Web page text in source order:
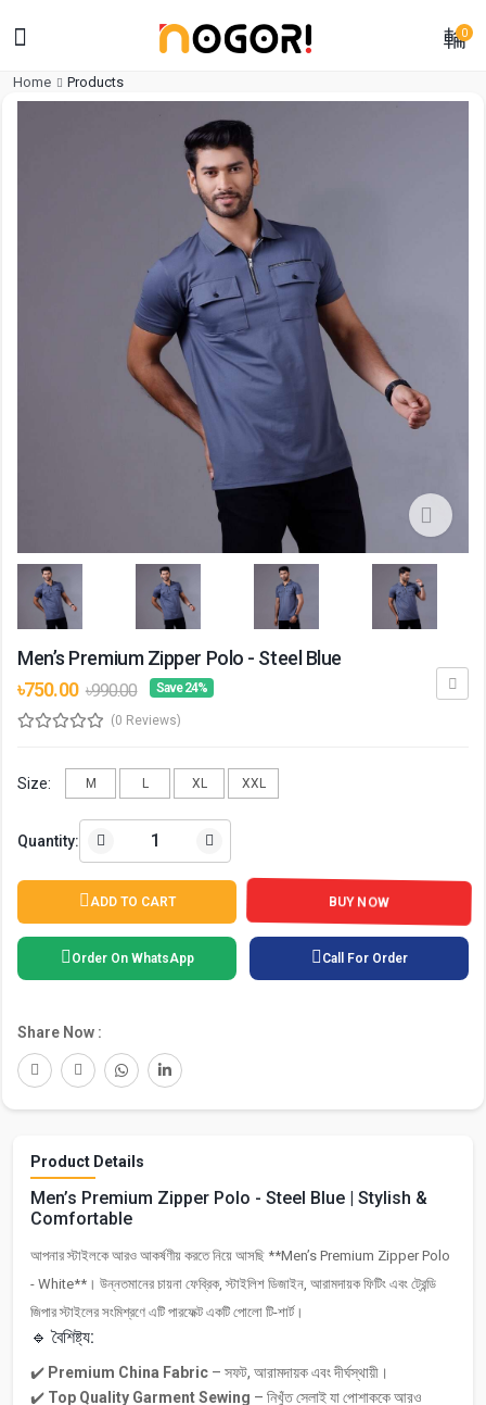
0
Home Products
Men’s Premium Zipper Polo - Steel Blue
৳750.00 ৳990.00 Save 24%
(0 Reviews)
Size: M L XL XXL
Quantity:
ADD TO CART BUY NOW
Order On WhatsApp Call For Order
Share Now :
Product Details
Men’s Premium Zipper Polo - Steel Blue | Stylish &
Comfortable
আপনার স্টাইলকে আরও আকর্ষণীয় করতে নিয়ে আসছি **Men’s Premium Zipper Polo
- White**। উন্নতমানের চায়না ফেব্রিক, স্টাইলিশ ডিজাইন, আরামদায়ক ফিটিং এবং ট্রেন্ডি
জিপার স্টাইলের সংমিশ্রণে এটি পারফেক্ট একটি পোলো টি-শার্ট।
🔹 বৈশিষ্ট্য:
✔️ Premium China Fabric – সফট, আরামদায়ক এবং দীর্ঘস্থায়ী।
✔️ Top Quality Garment Sewing – নিখুঁত সেলাই যা পোশাককে আরও